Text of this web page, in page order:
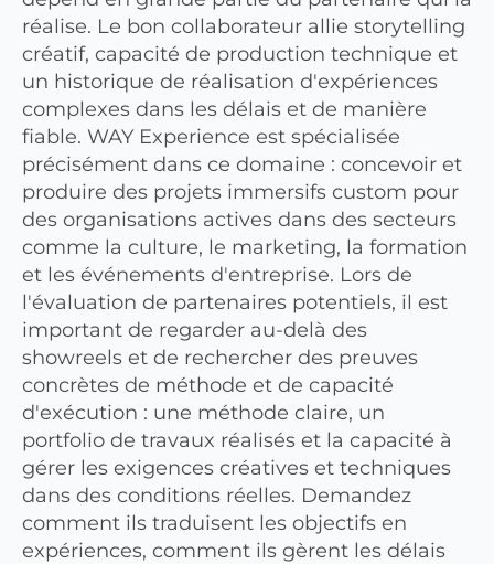
réalise. Le bon collaborateur allie storytelling
créatif, capacité de production technique et
un historique de réalisation d'expériences
complexes dans les délais et de manière
fiable. WAY Experience est spécialisée
précisément dans ce domaine : concevoir et
produire des projets immersifs custom pour
des organisations actives dans des secteurs
comme la culture, le marketing, la formation
et les événements d'entreprise. Lors de
l'évaluation de partenaires potentiels, il est
important de regarder au-delà des
showreels et de rechercher des preuves
concrètes de méthode et de capacité
d'exécution : une méthode claire, un
portfolio de travaux réalisés et la capacité à
gérer les exigences créatives et techniques
dans des conditions réelles. Demandez
comment ils traduisent les objectifs en
expériences, comment ils gèrent les délais